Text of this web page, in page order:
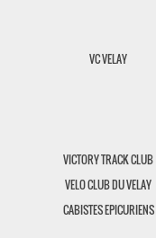
VC VELAY
VICTORY TRACK CLUB
VELO CLUB DU VELAY
CABISTES EPICURIENS